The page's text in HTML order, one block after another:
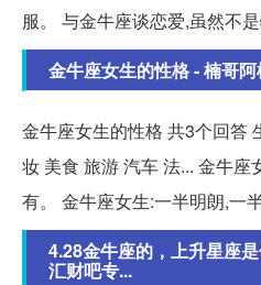
服。 与金牛座谈恋爱,虽然不
金牛座女生的性格 - 楠哥
金牛座女生的性格 共3个回答
妆 美食 旅游 汽车 法... 金牛
有。 金牛座女生:一半明朗,一
4.28金牛座的，上升星座
汇财吧专...